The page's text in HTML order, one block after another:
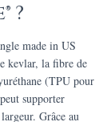
?
made in US
kevlar, la fibre de
(TPU pour
supporter
Grâce au